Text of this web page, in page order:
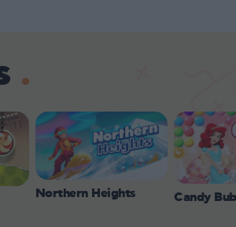
Northern Heights Candy